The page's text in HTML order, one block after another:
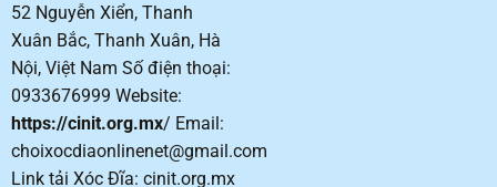
52 Nguyễn Xiển, Thanh
Xuân Bắc, Thanh Xuân, Hà
Nội, Việt Nam Số điện thoại:
0933676999 Website:
https://cinit.org.mx/ Email:
choixocdiaonlinenet@gmail.com
Link tải Xóc Đĩa: cinit.org.mx